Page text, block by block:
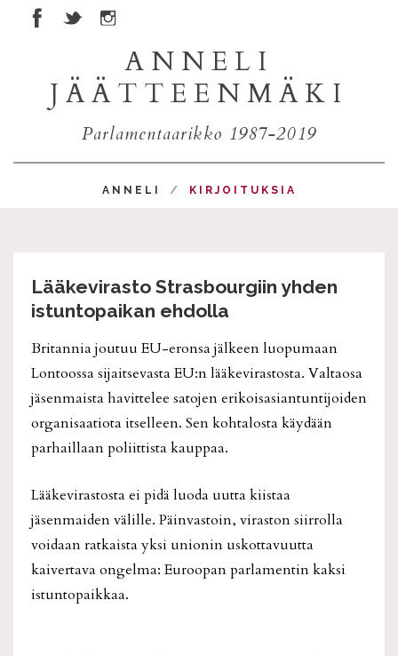
ANNELI
JÄÄTTEENMÄKI
Parlamentaarikko 1987-2019
ANNELI KIRJOITUKSIA
Lääkevirasto Strasbourgiin yhden
istuntopaikan ehdolla
Britannia joutuu EU-eronsa jälkeen luopumaan
Lontoossa sijaitsevasta EU:n lääkevirastosta. Valtaosa
jäsenmaista havittelee satojen erikoisasiantuntijoiden
organisaatiota itselleen. Sen kohtalosta käydään
parhaillaan poliittista kauppaa.
Lääkevirastosta ei pidä luoda uutta kiistaa
jäsenmaiden välille. Päinvastoin, viraston siirrolla
voidaan ratkaista yksi unionin uskottavuutta
kaivertava ongelma: Euroopan parlamentin kaksi
istuntopaikkaa.